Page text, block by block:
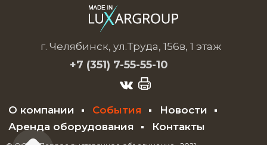
г. Челябинск, ул.Труда, 156в, 1 этаж
+7 (351) 7-55-55-10
О компании События
Новости
Аренда оборудования
Контакты